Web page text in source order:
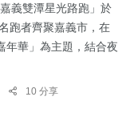
義雙潭星光路跑」於
跑者齊聚嘉義市，在
華」為主題，結合夜
10 分享